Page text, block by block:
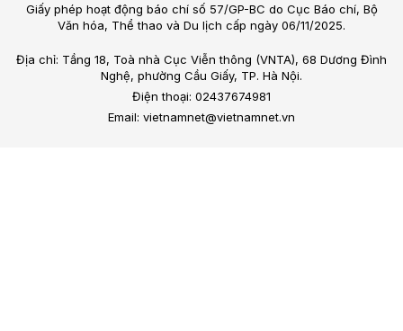
Giấy phép hoạt động báo chí số 57/GP-BC do Cục Báo chí, Bộ
Văn hóa, Thể thao và Du lịch cấp ngày 06/11/2025.
Địa chỉ: Tầng 18, Toà nhà Cục Viễn thông (VNTA), 68 Dương Đình
Nghệ, phường Cầu Giấy, TP. Hà Nội.
Điện thoại: 02437674981
Email: vietnamnet@vietnamnet.vn